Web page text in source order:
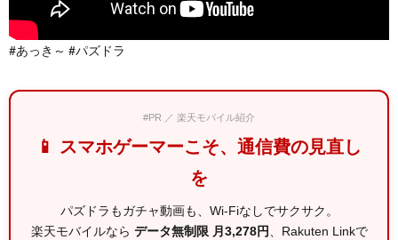
#あっき～ #パズドラ
#PR ／ 楽天モバイル紹介
📱 スマホゲーマーこそ、通信費の見直し
を
パズドラもガチャ動画も、Wi-Fiなしでサクサク。
楽天モバイルなら データ無制限 月3,278円、Rakuten Linkで